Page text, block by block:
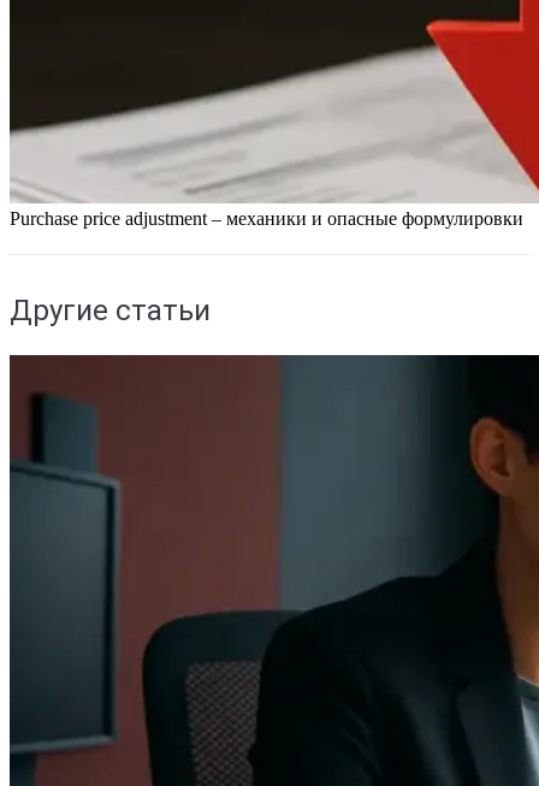
Purchase price adjustment – механики и опасные формулировки
Другие статьи